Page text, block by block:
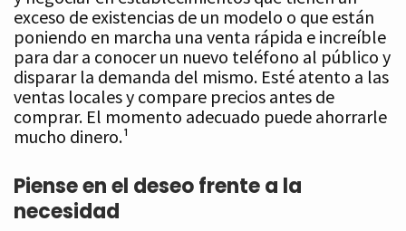
exceso de existencias de un modelo o que están
poniendo en marcha una venta rápida e increíble
para dar a conocer un nuevo teléfono al público y
disparar la demanda del mismo. Esté atento a las
ventas locales y compare precios antes de
comprar. El momento adecuado puede ahorrarle
mucho dinero.¹
Piense en el deseo frente a la
necesidad